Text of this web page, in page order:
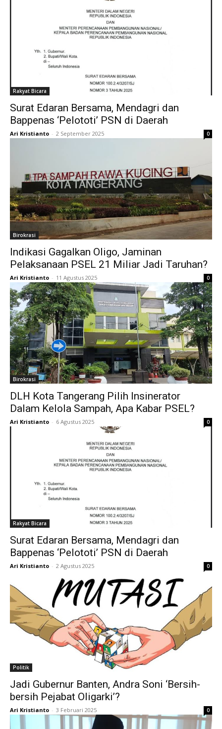
Rakyat Bicara
Surat Edaran Bersama, Mendagri dan
Bappenas ‘Pelototi’ PSN di Daerah
Ari Kristianto - 2 September 2025 0
Birokrasi
Indikasi Gagalkan Oligo, Jaminan
Pelaksanaan PSEL 21 Miliar Jadi Taruhan?
Ari Kristianto - 11 Agustus 2025 0
Birokrasi
DLH Kota Tangerang Pilih Insinerator
Dalam Kelola Sampah, Apa Kabar PSEL?
Ari Kristianto - 6 Agustus 2025 0
Rakyat Bicara
Surat Edaran Bersama, Mendagri dan
Bappenas ‘Pelototi’ PSN di Daerah
Ari Kristianto - 2 Agustus 2025 0
Politik
Jadi Gubernur Banten, Andra Soni ‘Bersih-
bersih Pejabat Oligarki’?
Ari Kristianto - 3 Februari 2025 0